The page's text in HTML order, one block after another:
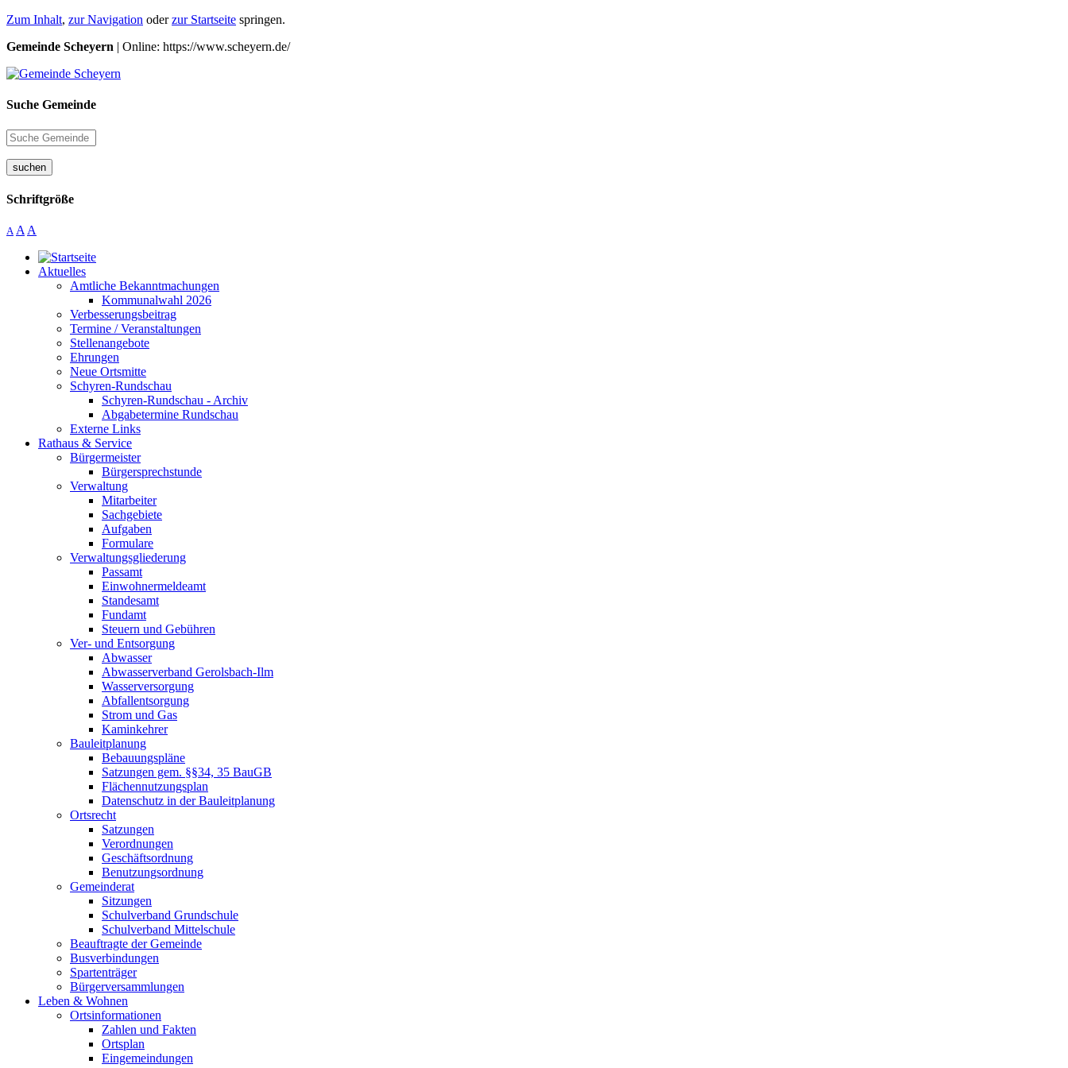
Zum Inhalt, zur Navigation oderzur Startseite springen.
Gemeinde Scheyern | Online: https://www.scheyern.de/
Suche Gemeinde
suchen
Schriftgröße
A A A
Aktuelles
Amtliche Bekanntmachungen
Kommunalwahl 2026
Verbesserungsbeitrag
Termine / Veranstaltungen
Stellenangebote
Ehrungen
Neue Ortsmitte
Schyren-Rundschau
Schyren-Rundschau - Archiv
Abgabetermine Rundschau
Externe Links
Rathaus & Service
Bürgermeister
Bürgersprechstunde
Verwaltung
Mitarbeiter
Sachgebiete
Aufgaben
Formulare
Verwaltungsgliederung
Passamt
Einwohnermeldeamt
Standesamt
Fundamt
Steuern und Gebühren
Ver- und Entsorgung
Abwasser
Abwasserverband Gerolsbach-Ilm
Wasserversorgung
Abfallentsorgung
Strom und Gas
Kaminkehrer
Bauleitplanung
Bebauungspläne
Satzungen gem. §§34, 35 BauGB
Flächennutzungsplan
Datenschutz in der Bauleitplanung
Ortsrecht
Satzungen
Verordnungen
Geschäftsordnung
Benutzungsordnung
Gemeinderat
Sitzungen
Schulverband Grundschule
Schulverband Mittelschule
Beauftragte der Gemeinde
Busverbindungen
Spartenträger
Bürgerversammlungen
Leben & Wohnen
Ortsinformationen
Zahlen und Fakten
Ortsplan
Eingemeindungen